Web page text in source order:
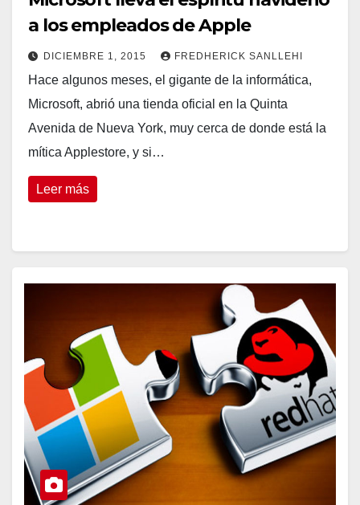
a los empleados de Apple
DICIEMBRE 1, 2015 FREDHERICK SANLLEHI
Hace algunos meses, el gigante de la informática,
Microsoft, abrió una tienda oficial en la Quinta
Avenida de Nueva York, muy cerca de donde está la
mítica Applestore, y si…
Leer más